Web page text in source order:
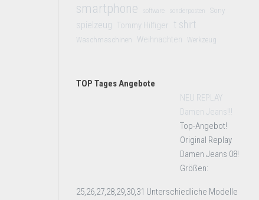
smartphone software sonderposten Sony
spielzeug Tommy Hilfiger t shirt
Waschmaschinen Weihnachten Werkzeug
TOP Tages Angebote
NEU REPLAY
Damen Jeans!!!
Top-Angebot!
Original Replay
Damen Jeans 08!
Größen:
25,26,27,28,29,30,31 Unterschiedliche Modelle